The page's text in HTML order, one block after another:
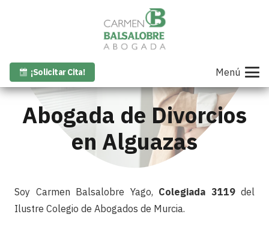
¡Solicitar Cita! Menú
Abogada de Divorcios
en Alguazas
Soy Carmen Balsalobre Yago, Colegiada 3119del
Ilustre Colegio de Abogados de Murcia.